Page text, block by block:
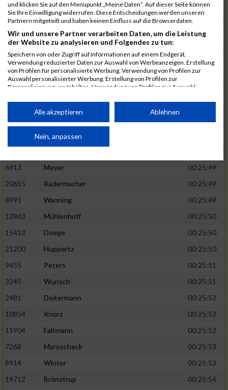
1582 Funken
00:25:42
12220
Cosma
00:25:43
9678
Exner
00:25:43
11817
Schmaul-Klaibee
6812
Koch
00:25:47
9610
Linß
00:25:47
706
Wehmeier
00:25:48
Küpper
Inhoff
6913
Meyer
00:25:49
20655
Radermacher
00:25:49
8991
Wanning
00:25:49
12863
Mühlenhoff
00:25:50
15413
Doege
00:25:50
21200
Huppertz
00:25:50
9455
Peters
00:25:51
3245
Wunsch
00:25:51
2481
Deitermann
00:25:52
10854
Knorz
00:25:52
11904
Faltmann
00:25:52
7268
Maroscheck
00:25:53
8914
Winter
00:25:53
19712
Brönstrup
00:25:54
und klicken Sie auf den Menüpunkt „Meine Daten“. Auf dieser Seite können
Sie Ihre Einwilligung widerrufen. Diese Entscheidungen werden unseren
Partnern mitgeteilt und haben keinen Einfluss auf die Browserdaten.
Wir und unsere Partner verarbeiten Daten, um die Leistung
der Website zu analysieren und Folgendes zu tun:
Speichern von oder Zugriff auf Informationen auf einem Endgerät.
Verwendung reduzierter Daten zur Auswahl von Werbeanzeigen. Erstellung
von Profilen für personalisierte Werbung. Verwendung von Profilen zur
Auswahl personalisierter Werbung. Erstellung von Profilen zur
Personalisierung von Inhalten. Verwendung von Profilen zur Auswahl
Performance von Inhalten. Analyse von Zielgruppen durch Statistiken oder
Kombinationen von Daten aus verschiedenen Quellen. Entwicklung und
von Inhalten.
Daten können außerhalb der Europäischen Union weitergegeben und in die
Website/App.
Partnerliste anzeigen (1 IAB-Anbieter)
Wir nutzen Ihre Daten für folgende Zwecke:
Speichern von oder Zugriff auf Informationen
auf einem Endgerät
von Werbeanzeigen
Werbung
personalisierter Werbung
von Inhalten
Alle akzeptieren Ablehnen
Nein, anpassen